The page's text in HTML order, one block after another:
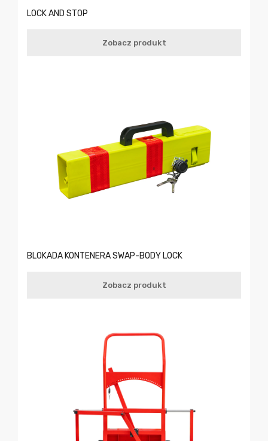
LOCK AND STOP
Zobacz produkt
BLOKADA KONTENERA SWAP-BODY LOCK
Zobacz produkt